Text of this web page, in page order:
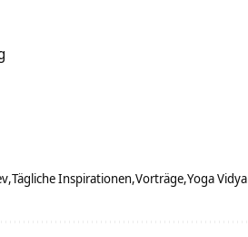
Tägliche Inspirationen Vorträge Yoga Vidya